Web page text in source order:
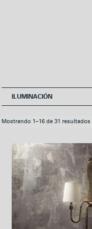
ILUMINACIÓN
Mostrando 1–16 de 31 resultados